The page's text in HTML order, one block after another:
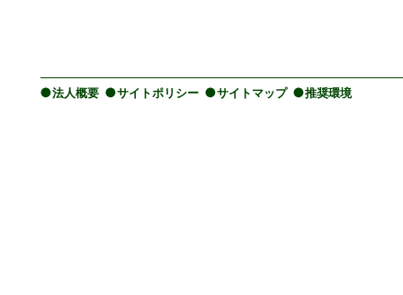
法人概要 サイトポリシー サイトマップ 推奨環境